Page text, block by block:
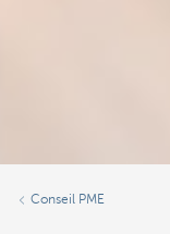
Conseil PME